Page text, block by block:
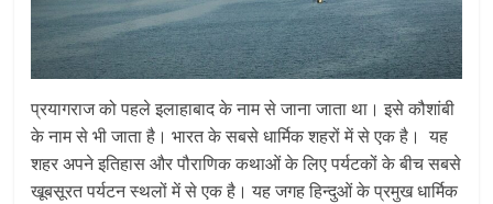
प्रयागराज को पहले इलाहाबाद के नाम से जाना जाता था। इसे कौशांबी
के नाम से भी जाता है। भारत के सबसे धार्मिक शहरों में से एक है। यह
शहर अपने इतिहास और पौराणिक कथाओं के लिए पर्यटकों के बीच सबसे
खूबसूरत पर्यटन स्थलों में से एक है। यह जगह हिन्दुओं के प्रमुख धार्मिक